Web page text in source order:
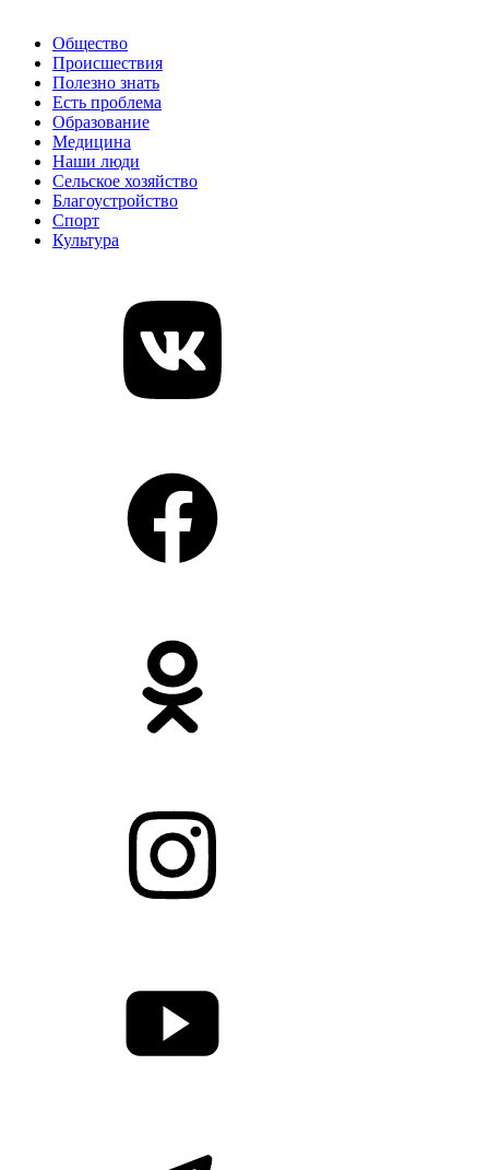
Общество
Происшествия
Полезно знать
Есть проблема
Образование
Медицина
Наши люди
Сельское хозяйство
Благоустройство
Спорт
Культура